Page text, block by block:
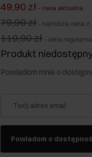
49,90 zł - cena aktualna
79,90 zł - najniższa cena
119,90 zł - cena regularna
Produkt
Powiadom mnie o
Twój adres email
Powiadom o